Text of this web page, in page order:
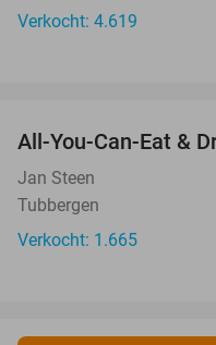
Verkocht: 4.619
All-You-Can-Eat &
Jan Steen
Tubbergen
Verkocht: 1.665